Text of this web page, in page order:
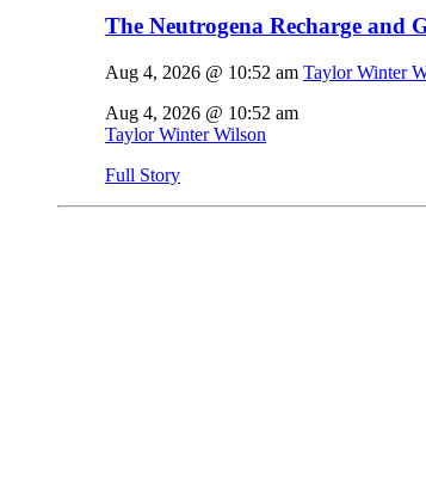
The Neutrogena Recharge and
Aug 4, 2026 @ 10:52 am Taylor Winter
Aug 4, 2026 @ 10:52 am
Taylor Winter Wilson
Full Story